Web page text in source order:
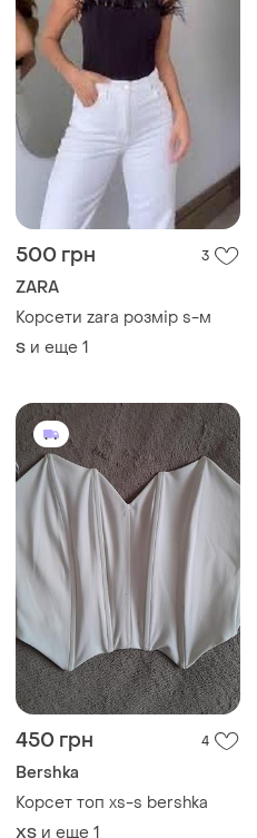
500 грн 3
ZARA
Корсети zara розмір s-м
S и еще 1
450 грн 4
Bershka
Корсет топ xs-s bershka
ХS и еще 1